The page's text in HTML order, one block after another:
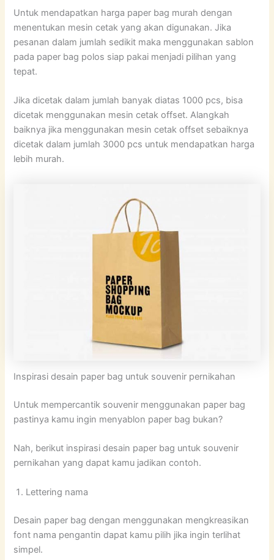
Untuk mendapatkan harga paper bag murah dengan
menentukan mesin cetak yang akan digunakan. Jika
pesanan dalam jumlah sedikit maka menggunakan sablon
pada paper bag polos siap pakai menjadi pilihan yang
tepat.
Jika dicetak dalam jumlah banyak diatas 1000 pcs, bisa
dicetak menggunakan mesin cetak offset. Alangkah
baiknya jika menggunakan mesin cetak offset sebaiknya
dicetak dalam jumlah 3000 pcs untuk mendapatkan harga
lebih murah.
Inspirasi desain paper bag untuk souvenir pernikahan
Untuk mempercantik souvenir menggunakan paper bag
pastinya kamu ingin menyablon paper bag bukan?
Nah, berikut inspirasi desain paper bag untuk souvenir
pernikahan yang dapat kamu jadikan contoh.
Lettering nama
Desain paper bag dengan menggunakan mengkreasikan
font nama pengantin dapat kamu pilih jika ingin terlihat
simpel.